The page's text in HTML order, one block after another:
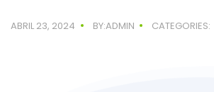
ABRIL 23, 2024 BY:ADMIN CATEGORIES: